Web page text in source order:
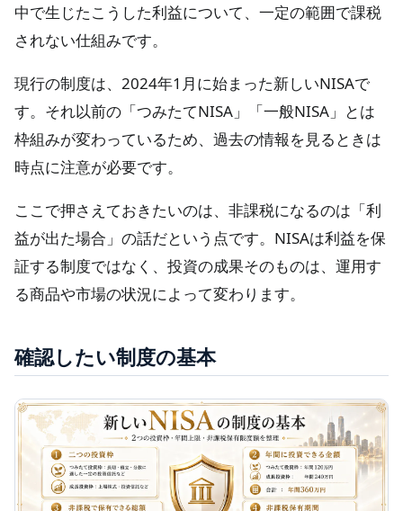
中で生じたこうした利益について、一定の範囲で課税
されない仕組みです。
現行の制度は、2024年1月に始まった新しいNISAで
す。それ以前の「つみたてNISA」「一般NISA」とは
枠組みが変わっているため、過去の情報を見るときは
時点に注意が必要です。
ここで押さえておきたいのは、非課税になるのは「利
益が出た場合」の話だという点です。NISAは利益を保
証する制度ではなく、投資の成果そのものは、運用す
る商品や市場の状況によって変わります。
確認したい制度の基本